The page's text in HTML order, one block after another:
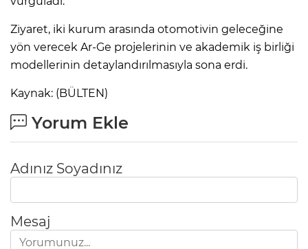
Ziyaret, iki kurum arasında otomotivin geleceğine
yön verecek Ar-Ge projelerinin ve akademik iş birliği
modellerinin detaylandırılmasıyla sona erdi.
Kaynak: (BÜLTEN)
Yorum Ekle
Adınız Soyadınız
Mesaj